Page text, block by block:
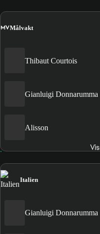
MVMålvakt
Thibaut Courtois
Gianluigi Donnarumma
Alisson
Italien
Gianluigi Donnarumma